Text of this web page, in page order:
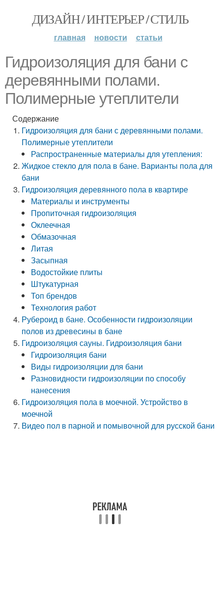
ДИЗАЙН / ИНТЕРЬЕР / СТИЛЬ
главная новости статьи
Гидроизоляция для бани с
деревянными полами.
Полимерные утеплители
Содержание
Гидроизоляция для бани с деревянными полами.
Полимерные утеплители
Распространенные материалы для утепления:
Жидкое стекло для пола в бане. Варианты пола для
бани
Гидроизоляция деревянного пола в квартире
Материалы и инструменты
Пропиточная гидроизоляция
Оклеечная
Обмазочная
Литая
Засыпная
Водостойкие плиты
Штукатурная
Топ брендов
Технология работ
Рубероид в бане. Особенности гидроизоляции
полов из древесины в бане
Гидроизоляция сауны. Гидроизоляция бани
Гидроизоляция бани
Виды гидроизоляции для бани
Разновидности гидроизоляции по способу
нанесения
Гидроизоляция пола в моечной. Устройство в
моечной
Видео пол в парной и помывочной для русской бани